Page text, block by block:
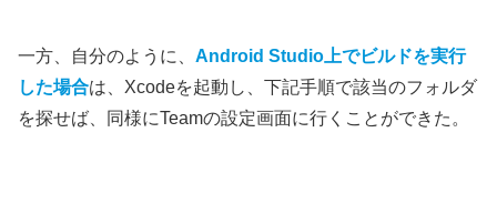
一方、自分のように、 Android Studio上でビルドを実行
した場合は、Xcodeを起動し、下記手順で該当のフォルダ
を探せば、同様にTeamの設定画面に行くことができた。